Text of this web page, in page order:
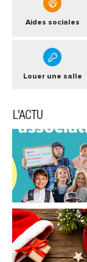
Aides sociales
Louer une salle
L'ACTU